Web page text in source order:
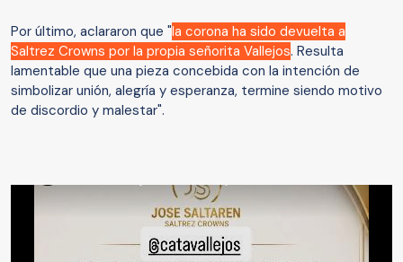
Por último, aclararon que "la corona ha sido devuelta a
Saltrez Crowns por la propia señorita Vallejos. Resulta
lamentable que una pieza concebida con la intención de
simbolizar unión, alegría y esperanza, termine siendo motivo
de discordio y malestar".